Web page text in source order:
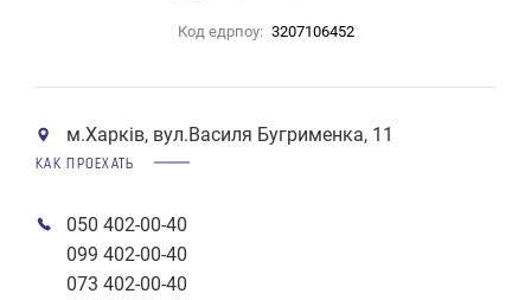
Код едрпоу: 3207106452
м.Харків, вул.Василя Бугрименка, 11
КАК ПРОЕХАТЬ
050 402-00-40
099 402-00-40
073 402-00-40